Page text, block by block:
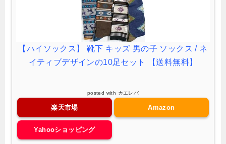
【ハイソックス】 靴下 キッズ 男の子 ソックス / ネ
イティブデザインの10足セット 【送料無料】
posted with カエレバ
楽天市場 Amazon
Yahooショッピング